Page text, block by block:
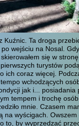
Kuźnic. Ta droga
wejściu na Nosal.
się w
turystów
ich coraz więcej.
wchodzących
jak i... posiadania
tempem i trochę
mnie. Czasem
na wyścigach.
to, by wyprzedzać